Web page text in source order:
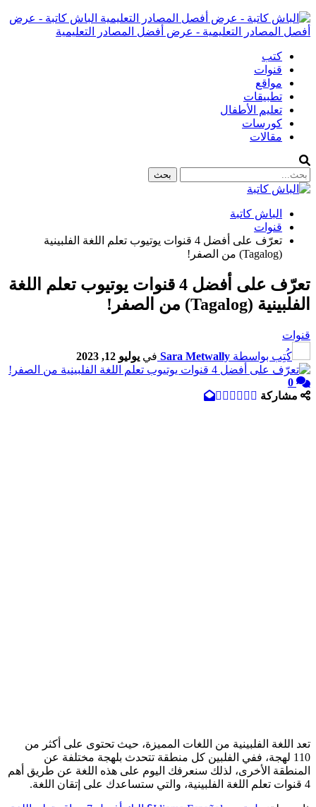
الباش كاتبة - عرض
أفصل المصادر التعليمية - عرض أفضل المصادر التعليمية
كتب
قنوات
مواقع
تطبيقات
تعليم الأطفال
كورسات
مقالات
الباش كاتبة
قنوات
تعرّف على أفضل 4 قنوات يوتيوب تعلم اللغة الفلبينية
(Tagalog) من الصفر!
تعرّف على أفضل 4 قنوات يوتيوب تعلم اللغة
الفلبينية (Tagalog) من الصفر!
قنوات
كُتِب بواسطة Sara Metwally في يوليو 12, 2023
0
مشاركة
تعد اللغة الفلبينية من اللغات المميزة، حيث تحتوى على أكثر من
110 لهجة، ففي الفلبين كل منطقة تتحدث بلهجة مختلفة عن
المنطقة الأخرى، لذلك سنعرفك اليوم على هذه اللغة عن طريق أهم
4 قنوات تعلم اللغة الفلبينية، والتي ستساعدك على إتقان اللغة.